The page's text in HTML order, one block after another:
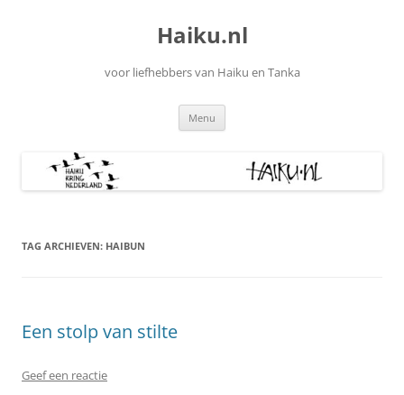
Haiku.nl
voor liefhebbers van Haiku en Tanka
Menu
TAG ARCHIEVEN: HAIBUN
Een stolp van stilte
Geef een reactie